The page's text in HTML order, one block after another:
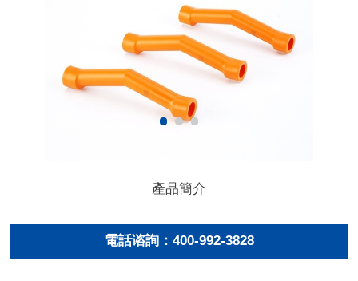
產品簡介
電話谘詢：400-992-3828